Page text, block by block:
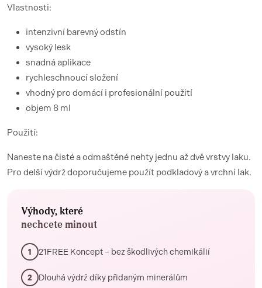
Vlastnosti:
intenzivní barevný odstín
vysoký lesk
snadná aplikace
rychleschnoucí složení
vhodný pro domácí i profesionální použití
objem 8 ml
Použití:
Naneste na čisté a odmaštěné nehty jednu až dvě vrstvy laku.
Pro delší výdrž doporučujeme použít podkladový a vrchní lak.
Výhody, které
nechcete minout
1 21FREE Koncept – bez škodlivých chemikálií
2 Dlouhá výdrž díky přidaným minerálům